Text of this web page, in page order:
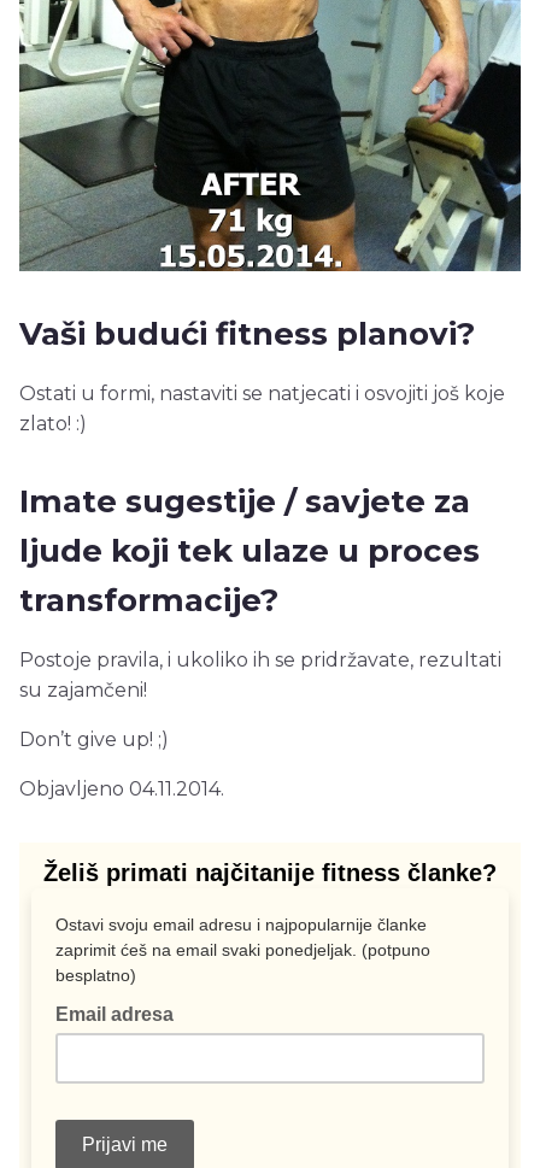
Vaši budući fitness planovi?
Ostati u formi, nastaviti se natjecati i osvojiti još koje
zlato! :)
Imate sugestije / savjete za
ljude koji tek ulaze u proces
transformacije?
Postoje pravila, i ukoliko ih se pridržavate, rezultati
su zajamčeni!
Don’t give up! ;)
Objavljeno 04.11.2014.